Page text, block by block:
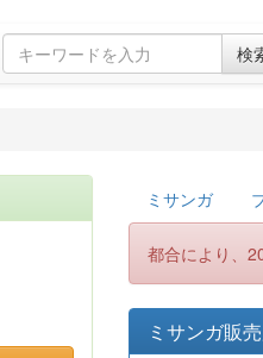
検
ミサンガ
都合により、
ミサンガ販